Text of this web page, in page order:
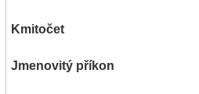
Kmitočet
Jmenovitý příkon